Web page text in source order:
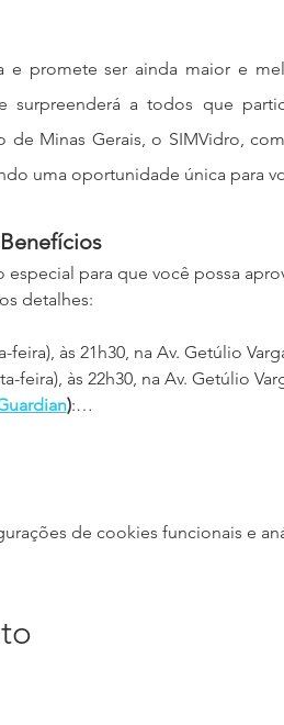
promete ser ainda maior e
surpreenderá a todos que
de Minas Gerais, o SIMVidro,
uma oportunidade única para
para que você possa
detalhes:
feira), às 21h30, na Av. Getúlio
feira), às 22h30, na Av. Getúlio
):…
de cookies funcionais e